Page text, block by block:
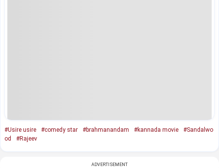
#Usire usire #comedy star #brahmanandam #kannada movie
#Sandalwo
od
#Rajeev
ADVERTISEMENT